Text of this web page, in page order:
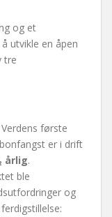
og et
utvikle en åpen
tre
Verdens første
er i drift
årlig.
ble
og